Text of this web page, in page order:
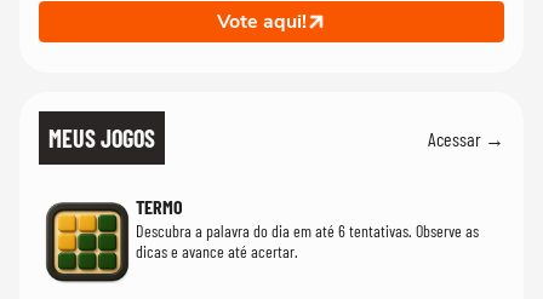
Vote aqui!
MEUS JOGOS Acessar →
TERMO
Descubra a palavra do dia em até 6 tentativas. Observe as
dicas e avance até acertar.